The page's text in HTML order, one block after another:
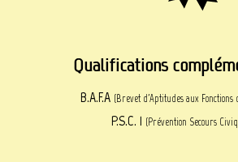
Qualifications
B.A.F.A (Brevet d'Aptitudes aux Fonctions
P.S.C. 1 (Prévention Secours